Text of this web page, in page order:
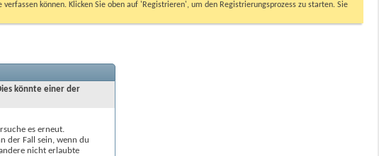
verfassen können. Klicken Sie oben auf 'Registrieren', um den Registrierungsprozess zu starten. Sie
könnte einer der
es erneut.
der Fall sein, wenn du
nicht erlaubte